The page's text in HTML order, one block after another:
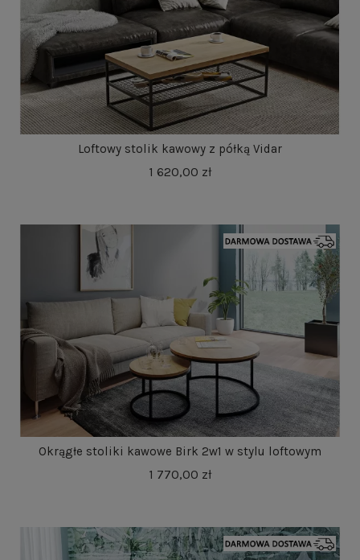
Loftowy stolik kawowy z półką Vidar
1 620,00 zł
Okrągłe stoliki kawowe Birk 2w1 w stylu loftowym
1 770,00 zł